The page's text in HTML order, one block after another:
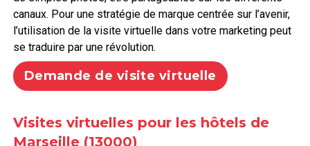
canaux. Pour une stratégie de marque centrée sur l’avenir,
l’utilisation de la visite virtuelle dans votre marketing peut
se traduire par une révolution.
Demande de visite virtuelle
Visites virtuelles pour les hôtels de
Marseille (13000)